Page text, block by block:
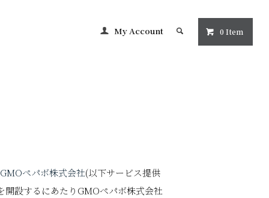
My Account 0 Item
GMOペパボ株式会社(以下サービス提供
開設するにあたりGMOペパボ株式会社